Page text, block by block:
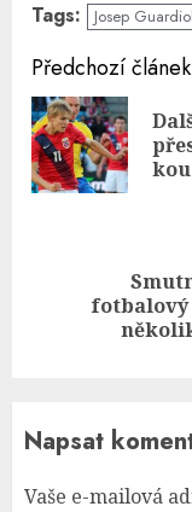
Tags: Josep
Continue
Reading
Předchozí článek
fotbalový
Napsat
Vaše e-mailová